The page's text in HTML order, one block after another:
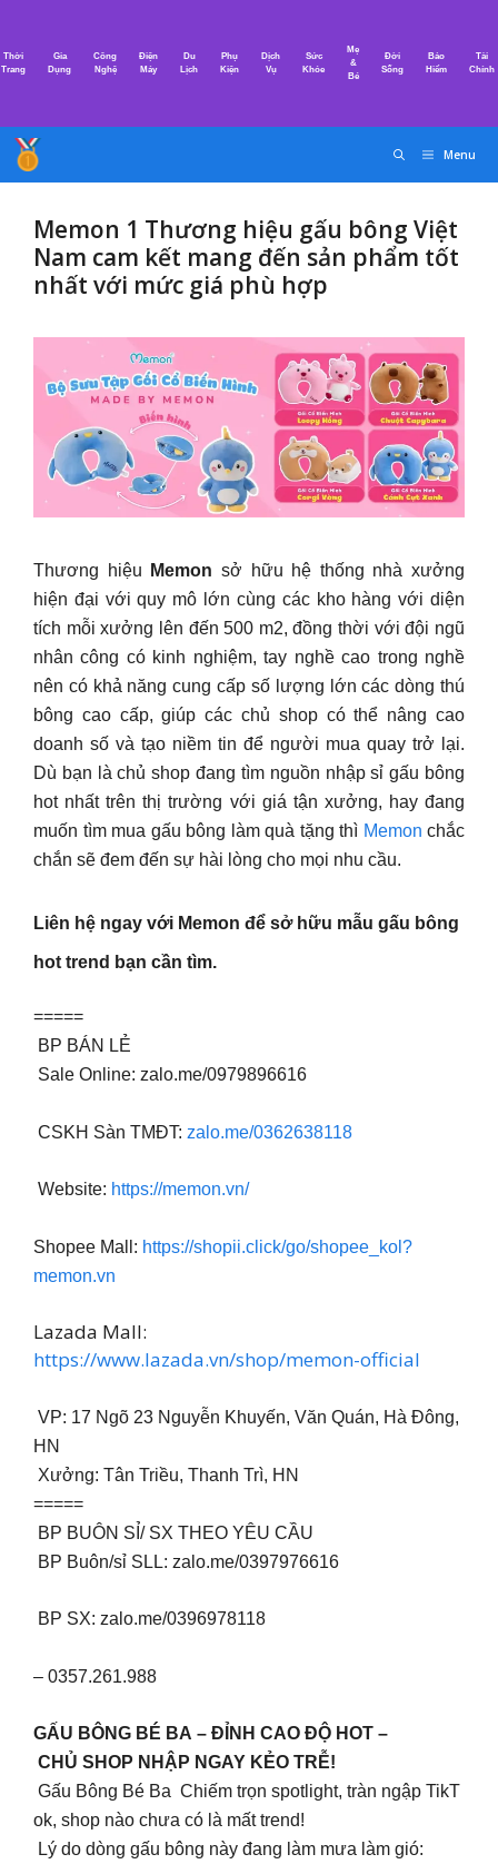
nội
Thời
Trang
Gia
Dụng
Công
Nghệ
Điện
Máy
Du
Lịch
Phụ
Kiện
Dịch
Vụ
Sức
Khỏe
Mẹ
&
Bé
Đời
Sống
Bảo
Hiểm
Tài
Chính
Menu
Memon 1 Thương hiệu gấu bông Việt
Nam cam kết mang đến sản phẩm tốt
nhất với mức giá phù hợp
Thương hiệu Memon sở hữu hệ thống nhà xưởng
hiện đại với quy mô lớn cùng các kho hàng với diện
tích mỗi xưởng lên đến 500 m2, đồng thời với đội ngũ
nhân công có kinh nghiệm, tay nghề cao trong nghề
nên có khả năng cung cấp số lượng lớn các dòng thú
bông cao cấp, giúp các chủ shop có thể nâng cao
doanh số và tạo niềm tin để người mua quay trở lại.
Dù bạn là chủ shop đang tìm nguồn nhập sỉ gấu bông
hot nhất trên thị trường với giá tận xưởng, hay đang
muốn tìm mua gấu bông làm quà tặng thì Memon chắc
chắn sẽ đem đến sự hài lòng cho mọi nhu cầu.
Liên hệ ngay với Memon để sở hữu mẫu gấu bông
hot trend bạn cần tìm.
=====
BP BÁN LẺ
Sale Online: zalo.me/0979896616
CSKH Sàn TMĐT: zalo.me/0362638118
Website: https://memon.vn/
Shopee Mall: https://shopii.click/go/shopee_kol?
memon.vn
Lazada Mall:
https://www.lazada.vn/shop/memon-official
VP: 17 Ngõ 23 Nguyễn Khuyến, Văn Quán, Hà Đông,
HN
Xưởng: Tân Triều, Thanh Trì, HN
=====
BP BUÔN SỈ/ SX THEO YÊU CẦU
BP Buôn/sỉ SLL: zalo.me/0397976616
BP SX: zalo.me/0396978118
– 0357.261.988
GẤU BÔNG BÉ BA – ĐỈNH CAO ĐỘ HOT –
CHỦ SHOP NHẬP NGAY KẺO TRỄ!
Gấu Bông Bé Ba Chiếm trọn spotlight, tràn ngập TikT
ok, shop nào chưa có là mất trend!
Lý do dòng gấu bông này đang làm mưa làm gió: